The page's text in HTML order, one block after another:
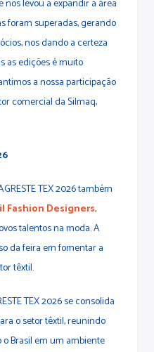
levou a expandir a área
foram superadas, gerando
nos dando a certeza
as edições é muito
a nossa participação
comercial da Silmaq,
TEX 2026 também
Fashion Designers,
talentos na moda. A
da feira em fomentar a
têxtil.
TEX 2026 se consolida
o setor têxtil, reunindo
Brasil em um ambiente